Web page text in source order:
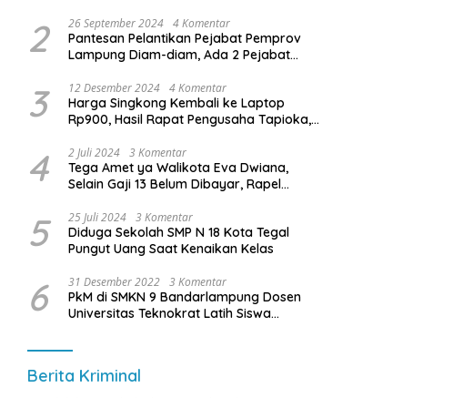
2 26 September 2024 4 Komentar
Pantesan Pelantikan Pejabat Pemprov
Lampung Diam-diam, Ada 2 Pejabat
3 12 Desember 2024 4 Komentar
Harga Singkong Kembali ke Laptop
Rp900, Hasil Rapat Pengusaha Tapioka,
Lampung
4 2 Juli 2024 3 Komentar
Tega Amet ya Walikota Eva Dwiana,
Selain Gaji 13 Belum Dibayar, Rapel
Dibayar
5 25 Juli 2024 3 Komentar
Diduga Sekolah SMP N 18 Kota Tegal
Pungut Uang Saat Kenaikan Kelas
6 31 Desember 2022 3 Komentar
PkM di SMKN 9 Bandarlampung Dosen
Universitas Teknokrat Latih Siswa
Berita Kriminal